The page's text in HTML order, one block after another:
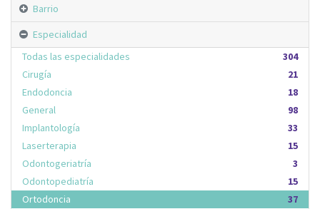
Barrio
Especialidad
304
Todas las especialidades
21
Cirugía
18
Endodoncia
98
General
33
Implantología
15
Laserterapia
3
Odontogeriatría
15
Odontopediatría
37
Ortodoncia